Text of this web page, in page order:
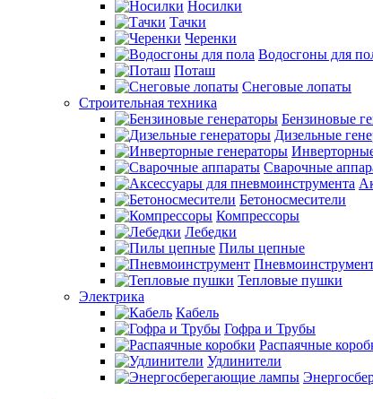
Носилки
Тачки
Черенки
Водосгоны для
Поташ
Снеговые лопаты
Строительная техника
Бензиновые
Дизельные
Сварочные
Бетоносмесители
Компрессоры
Лебедки
Пилы цепные
Тепловые пушки
Электрика
Кабель
Гофра и Трубы
Распаячные
Удлинители